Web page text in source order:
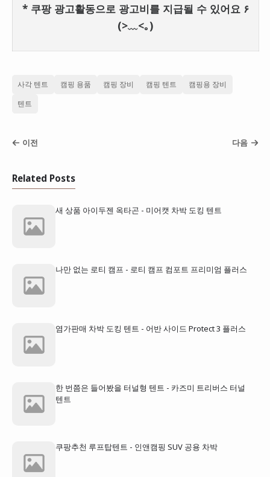
* 쿠팡 광고활동으로 광고비를 지급될 수 있어요 ۶
(>﹏<｡)
사각 텐트 캠핑 용품 캠핑 장비 캠핑 텐트 캠핑용 장비
텐트
이전 다음
Related Posts
새 상품 아이두젠 옥타곤 - 미어캣 차박 도킹 텐트
나만 없는 로티 캠프 - 로티 캠프 컴포트 프리미엄 플러스
염가판매 차박 도킹 텐트 - 어반 사이드 Protect 3 플러스
한 번쯤은 들어봤을 터널형 텐트 - 카즈미 트리버스 터널
텐트
쿠팡추천 루프탑텐트 - 인앤캠핑 SUV 공용 차박